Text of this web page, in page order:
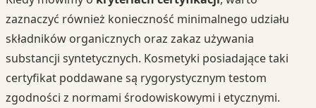
zaznaczyć również konieczność minimalnego udziału
składników organicznych oraz zakaz używania
substancji syntetycznych. Kosmetyki posiadające taki
certyfikat poddawane są rygorystycznym testom
zgodności z normami środowiskowymi i etycznymi.